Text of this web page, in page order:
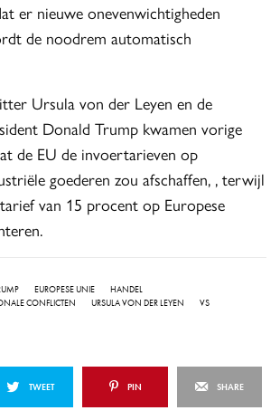
er nieuwe onevenwichtigheden
de noodrem automatisch
Ursula von der Leyen en de
Donald Trump kwamen vorige
de EU de invoertarieven op
goederen zou afschaffen, , terwijl
van 15 procent op Europese
EUROPESE UNIE
HANDEL
CONFLICTEN
URSULA VON DER LEYEN VS
TWEET PIN SHARE